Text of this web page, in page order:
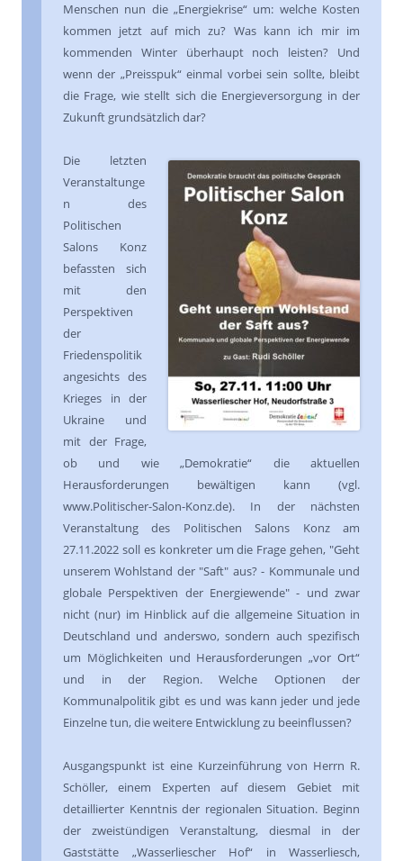
Menschen nun die „Energiekrise“ um: welche Kosten
kommen jetzt auf mich zu? Was kann ich mir im
kommenden Winter überhaupt noch leisten? Und
wenn der „Preisspuk“ einmal vorbei sein sollte, bleibt
die Frage, wie stellt sich die Energieversorgung in der
Zukunft grundsätzlich dar?
Die letzten
Veranstaltunge
n des
Politischen
Salons Konz
befassten sich
mit den
Perspektiven
der
Friedenspolitik
angesichts des
Krieges in der
Ukraine und
mit der Frage,
ob und wie „Demokratie“ die aktuellen
Herausforderungen bewältigen kann (vgl.
www.Politischer-Salon-Konz.de). In der nächsten
Veranstaltung des Politischen Salons Konz am
27.11.2022 soll es konkreter um die Frage gehen, "Geht
unserem Wohlstand der "Saft" aus? - Kommunale und
globale Perspektiven der Energiewende" - und zwar
nicht (nur) im Hinblick auf die allgemeine Situation in
Deutschland und anderswo, sondern auch spezifisch
um Möglichkeiten und Herausforderungen „vor Ort“
und in der Region. Welche Optionen der
Kommunalpolitik gibt es und was kann jeder und jede
Einzelne tun, die weitere Entwicklung zu beeinflussen?
Ausgangspunkt ist eine Kurzeinführung von Herrn R.
Schöller, einem Experten auf diesem Gebiet mit
detaillierter Kenntnis der regionalen Situation. Beginn
der zweistündigen Veranstaltung, diesmal in der
Gaststätte „Wasserliescher Hof“ in Wasserliesch,